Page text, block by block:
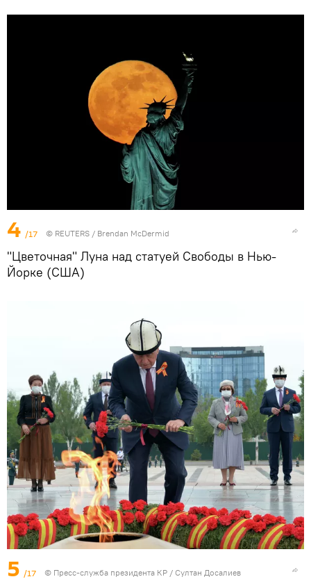
4 /17 © REUTERS / Brendan McDermid
"Цветочная" Луна над статуей Свободы в Нью-
Йорке (США)
5 /17 © Пресс-служба президента КР / Султан Досалиев